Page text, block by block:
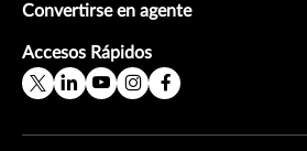
Convertirse en agente
Accesos Rápidos